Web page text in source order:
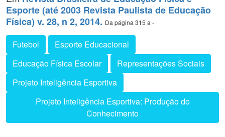
Esporte (até 2003 Revista Paulista de Educação
Física) v. 28, n 2, 2014. Da página 315 a -
Futebol
Esporte Educacional
Educação Física Escolar
Representações Sociais
Projeto Inteligência Esportiva
Projeto Inteligência Esportiva: Produção do
Conhecimento